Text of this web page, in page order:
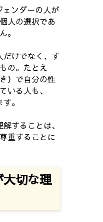
ンダーの人が
人の選択であ
。
だけでなく、す
の。たとえ
）で自分の性
いる人も、
。
することは、
重することに
大切な理